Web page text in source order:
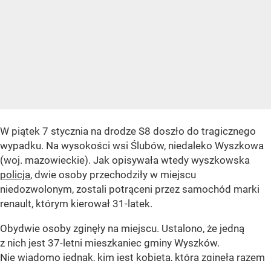
W piątek 7 stycznia na drodze S8 doszło do tragicznego
wypadku. Na wysokości wsi Ślubów, niedaleko Wyszkowa
(woj. mazowieckie). Jak opisywała wtedy wyszkowska
policja, dwie osoby przechodziły w miejscu
niedozwolonym, zostali potrąceni przez samochód marki
renault, którym kierował 31-latek.
Obydwie osoby zginęły na miejscu. Ustalono, że jedną
z nich jest 37-letni mieszkaniec gminy Wyszków.
Nie wiadomo jednak, kim jest kobieta, która zginęła razem